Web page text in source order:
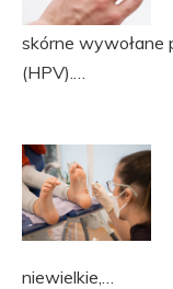
skórne wywołane
(HPV).…
niewielkie,…